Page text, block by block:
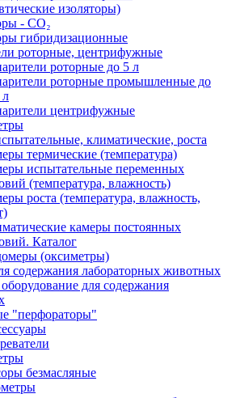
изоляторы)
- CO₂
гибридизационные
роторные, центрифужные
роторные до 5 л
роторные промышленные до
л
центрифужные
климатические, роста
термические (температура)
испытательные переменных
(температура, влажность)
роста (температура, влажность,
камеры постоянных
Каталог
(оксиметры)
содержания лабораторных животных
для содержания
"перфораторы"
безмасляные